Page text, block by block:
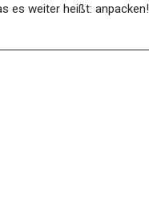
es weiter heißt: anpacken!